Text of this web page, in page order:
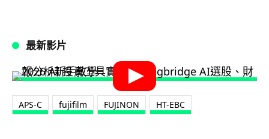
最新影片
APS-C fujifilm FUJINON HT-EBC